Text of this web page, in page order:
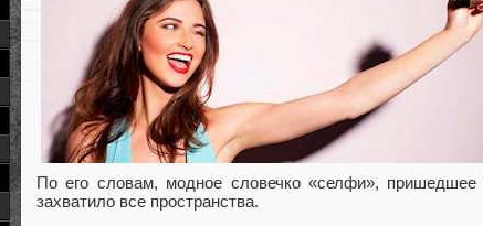
По его словам, модное словечко «селфи», пришедшее
захватило все пространства.